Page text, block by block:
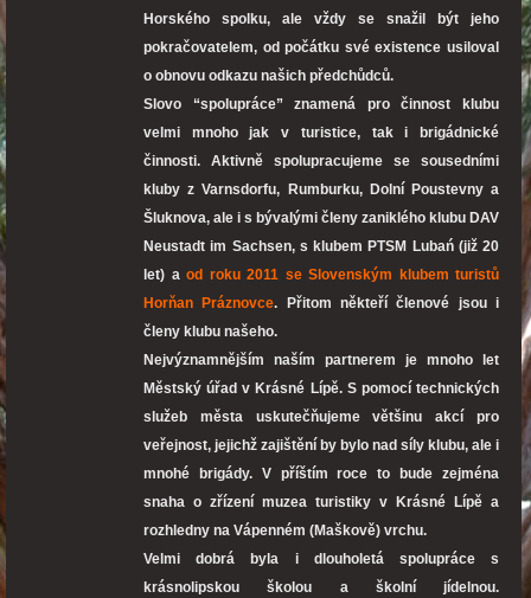
Horského spolku, ale vždy se snažil být jeho
pokračovatelem, od počátku své existence usiloval
o obnovu odkazu našich předchůdců.
Slovo “spolupráce” znamená pro činnost klubu
velmi mnoho jak v turistice, tak i brigádnické
činnosti. Aktivně spolupracujeme se sousedními
kluby z Varnsdorfu, Rumburku, Dolní Poustevny a
Šluknova, ale i s bývalými členy zaniklého klubu DAV
Neustadt im Sachsen, s klubem PTSM Lubań (již 20
let) a od roku 2011 se Slovenským klubem turistů
Horňan Práznovce. Přitom někteří členové jsou i
členy klubu našeho.
Nejvýznamnějším naším partnerem je mnoho let
Městský úřad v Krásné Lípě. S pomocí technických
služeb města uskutečňujeme většinu akcí pro
veřejnost, jejichž zajištění by bylo nad síly klubu, ale i
mnohé brigády. V příštím roce to bude zejména
snaha o zřízení muzea turistiky v Krásné Lípě a
rozhledny na Vápenném (Maškově) vrchu.
Velmi dobrá byla i dlouholetá spolupráce s
krásnolipskou školou a školní jídelnou.